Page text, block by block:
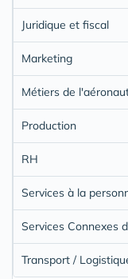
Juridique et fiscal
Marketing
Métiers de
Production
RH
Services à la
Services Connexes
Transport /